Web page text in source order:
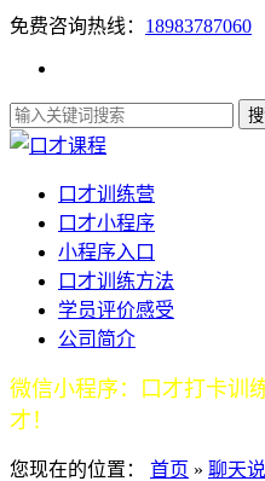
免费咨询热线： 18983787060
口才训练营
口才小程序
小程序入口
口才训练方法
学员评价感受
公司简介
微信小程序：口才打卡训
才！
您现在的位置： 首页 » 聊天